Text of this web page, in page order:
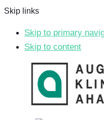
Skip links
Skip to primary
Skip to content